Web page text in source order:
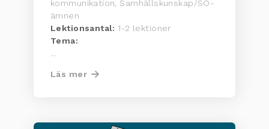
kommunikation, Samhällskunskap/SO-
ämnen
Lektionsantal: 1-2 lektioner
Tema:
Läs mer